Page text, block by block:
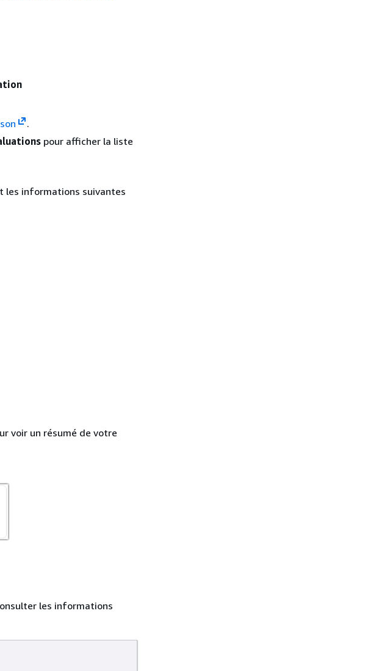
.
pour afficher la liste
les informations suivantes
voir un résumé de votre
les informations